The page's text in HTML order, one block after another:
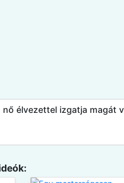
nő élvezettel izgatja magát